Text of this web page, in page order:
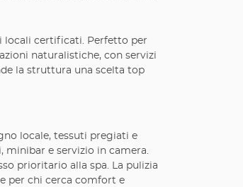
locali certificati. Perfetto per
naturalistiche, con servizi
la struttura una scelta top
locale, tessuti pregiati e
e servizio in camera.
prioritario alla spa. La pulizia
per chi cerca comfort e